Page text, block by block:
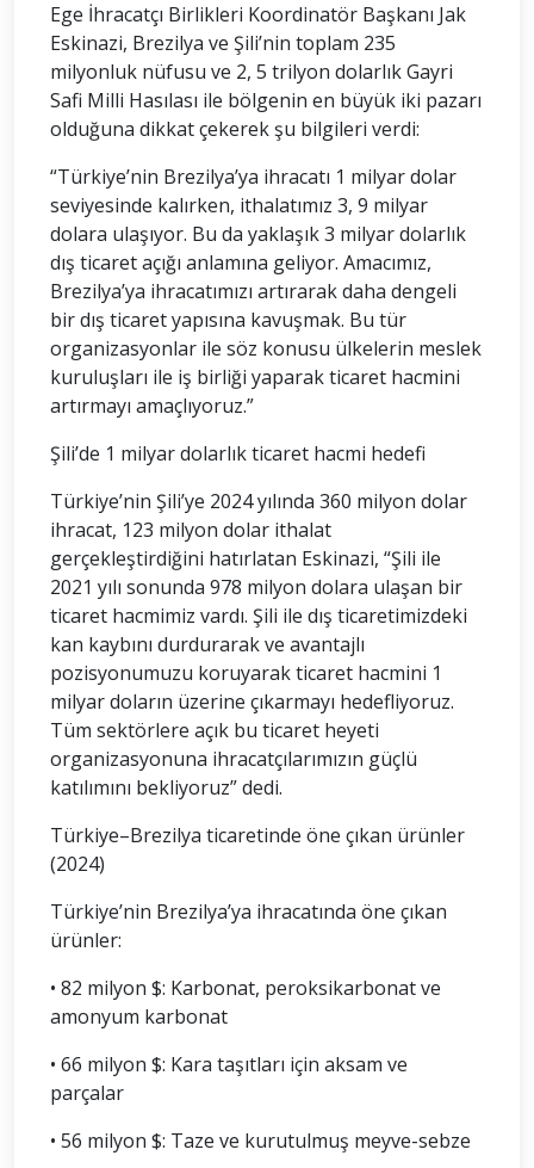
Ege İhracatçı Birlikleri Koordinatör Başkanı Jak
Eskinazi, Brezilya ve Şili’nin toplam 235
milyonluk nüfusu ve 2, 5 trilyon dolarlık Gayri
Safi Milli Hasılası ile bölgenin en büyük iki pazarı
olduğuna dikkat çekerek şu bilgileri verdi:
“Türkiye’nin Brezilya’ya ihracatı 1 milyar dolar
seviyesinde kalırken, ithalatımız 3, 9 milyar
dolara ulaşıyor. Bu da yaklaşık 3 milyar dolarlık
dış ticaret açığı anlamına geliyor. Amacımız,
Brezilya’ya ihracatımızı artırarak daha dengeli
bir dış ticaret yapısına kavuşmak. Bu tür
organizasyonlar ile söz konusu ülkelerin meslek
kuruluşları ile iş birliği yaparak ticaret hacmini
artırmayı amaçlıyoruz.”
Şili’de 1 milyar dolarlık ticaret hacmi hedefi
Türkiye’nin Şili’ye 2024 yılında 360 milyon dolar
ihracat, 123 milyon dolar ithalat
gerçekleştirdiğini hatırlatan Eskinazi, “Şili ile
2021 yılı sonunda 978 milyon dolara ulaşan bir
ticaret hacmimiz vardı. Şili ile dış ticaretimizdeki
kan kaybını durdurarak ve avantajlı
pozisyonumuzu koruyarak ticaret hacmini 1
milyar doların üzerine çıkarmayı hedefliyoruz.
Tüm sektörlere açık bu ticaret heyeti
organizasyonuna ihracatçılarımızın güçlü
katılımını bekliyoruz” dedi.
Türkiye–Brezilya ticaretinde öne çıkan ürünler
(2024)
Türkiye’nin Brezilya’ya ihracatında öne çıkan
ürünler:
• 82 milyon $: Karbonat, peroksikarbonat ve
amonyum karbonat
• 66 milyon $: Kara taşıtları için aksam ve
parçalar
• 56 milyon $: Taze ve kurutulmuş meyve-sebze